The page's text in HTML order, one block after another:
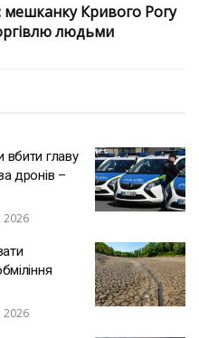
мешканку Кривого Рогу
людьми
вбити главу
дронів –